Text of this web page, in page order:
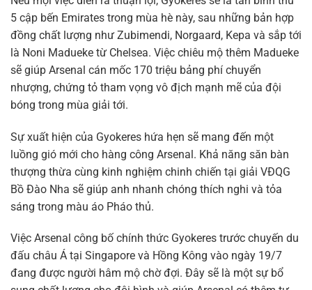
5 cập bến Emirates trong mùa hè này, sau những bản hợp
đồng chất lượng như Zubimendi, Norgaard, Kepa và sắp tới
là Noni Madueke từ Chelsea. Việc chiêu mộ thêm Madueke
sẽ giúp Arsenal cán mốc 170 triệu bảng phí chuyển
nhượng, chứng tỏ tham vọng vô địch mạnh mẽ của đội
bóng trong mùa giải tới.
Sự xuất hiện của Gyokeres hứa hẹn sẽ mang đến một
luồng gió mới cho hàng công Arsenal. Khả năng săn bàn
thượng thừa cùng kinh nghiệm chinh chiến tại giải VĐQG
Bồ Đào Nha sẽ giúp anh nhanh chóng thích nghi và tỏa
sáng trong màu áo Pháo thủ.
Việc Arsenal công bố chính thức Gyokeres trước chuyến du
đấu châu Á tại Singapore và Hồng Kông vào ngày 19/7
đang được người hâm mộ chờ đợi. Đây sẽ là một sự bổ